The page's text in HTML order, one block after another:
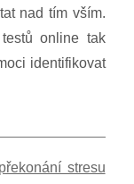
nad tím vším.
online tak
identifikovat
stresu